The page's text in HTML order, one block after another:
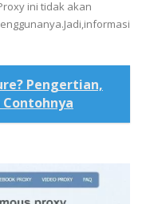
ini tidak akan
Pengertian,